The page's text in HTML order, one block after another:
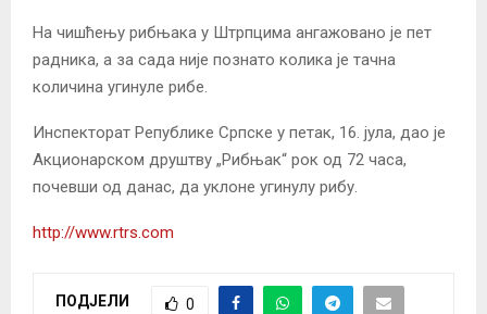
На чишћењу рибњака у Штрпцима ангажовано је пет
радника, а за сада није познато колика је тачна
количина угинуле рибе.
Инспекторат Републике Српске у петак, 16. јула, дао је
Акционарском друштву „Рибњак“ рок од 72 часа,
почевши од данас, да уклоне угинулу рибу.
http://www.rtrs.com
ПОДЈЕЛИ 0